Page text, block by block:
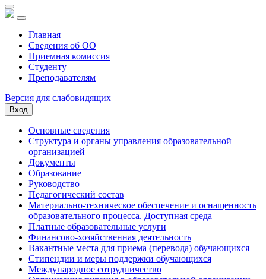
Главная
Сведения об ОО
Приемная комиссия
Студенту
Преподавателям
Версия для слабовидящих
Вход
Основные сведения
Структура и органы управления образовательной
организацией
Документы
Образование
Руководство
Педагогический состав
Материально-техническое обеспечение и оснащенность
образовательного процесса. Доступная среда
Платные образовательные услуги
Финансово-хозяйственная деятельность
Вакантные места для приема (перевода) обучающихся
Стипендии и меры поддержки обучающихся
Международное сотрудничество